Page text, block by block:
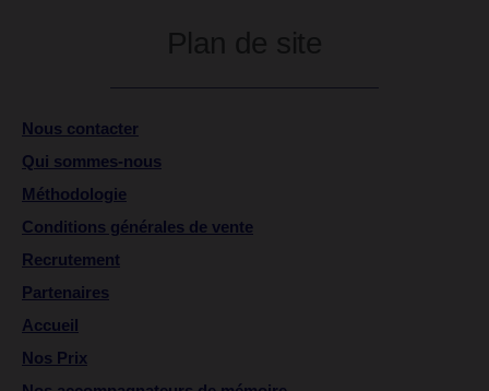
Nous contacter
Qui sommes-nous
Méthodologie
Conditions générales de vente
Recrutement
Partenaires
Accueil
Nos Prix